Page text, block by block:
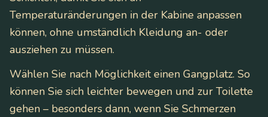
Temperaturänderungen in der Kabine anpassen
können, ohne umständlich Kleidung an- oder
ausziehen zu müssen.
Wählen Sie nach Möglichkeit einen Gangplatz. So
können Sie sich leichter bewegen und zur Toilette
gehen – besonders dann, wenn Sie Schmerzen